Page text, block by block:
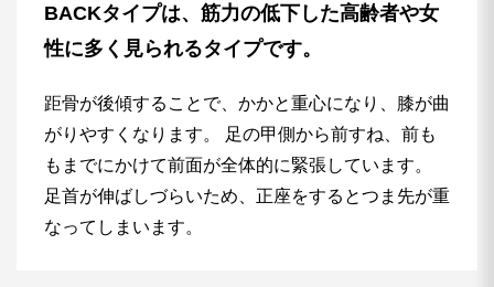
BACKタイプは、筋力の低下した高齢者や女
性に多く見られるタイプです。
距骨が後傾することで、かかと重心になり、膝が曲
がりやすくなります。 足の甲側から前すね、前も
もまでにかけて前面が全体的に緊張しています。
足首が伸ばしづらいため、正座をするとつま先が重
なってしまいます。